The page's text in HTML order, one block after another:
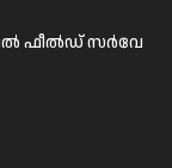
ഫീല്‍ഡ് സര്‍വേ